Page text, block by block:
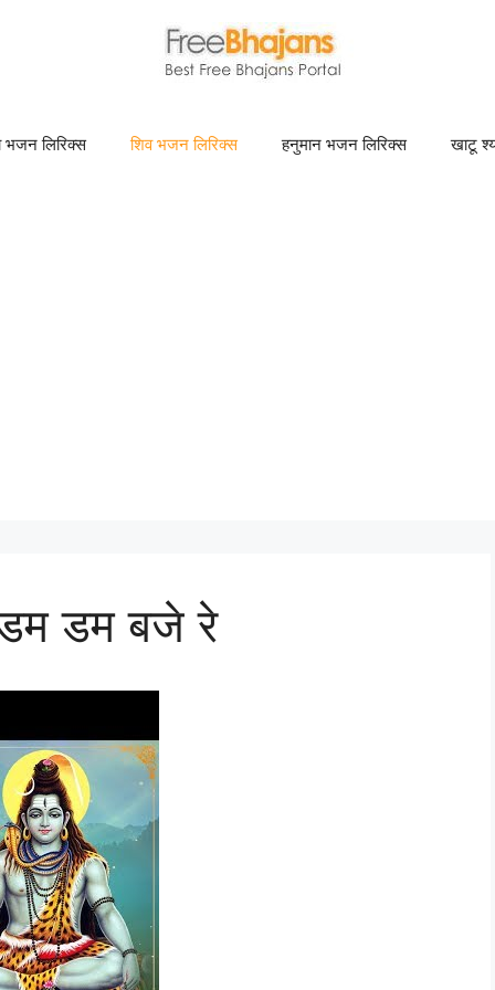
भजन लिरिक्स शिव भजन लिरिक्स हनुमान भजन लिरिक्स खाटू
डम बजे रे